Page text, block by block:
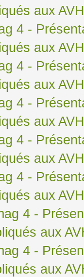
aux AVH
4 -
aux AVH
4 -
aux AVH
4 -
aux AVH
4 -
aux AVH
4 -
aux AVH
4 -
aux
4 -
aux